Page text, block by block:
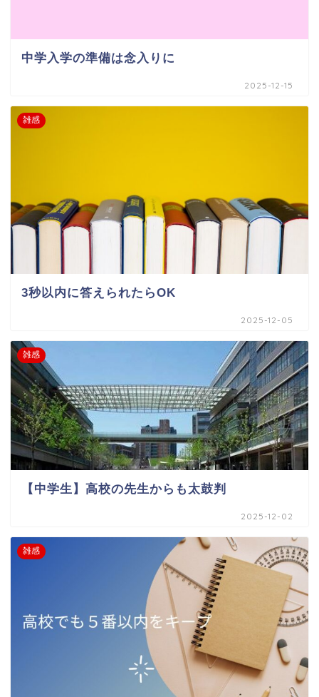
中学入学の準備は念入りに
2025-12-15
雑感
3秒以内に答えられたらOK
2025-12-05
雑感
【中学生】高校の先生からも太鼓判
2025-12-02
雑感